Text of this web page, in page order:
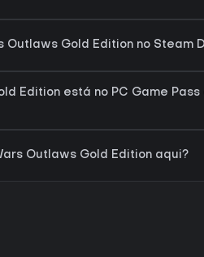
Outlaws Gold Edition no Steam
Edition está no PC Game Pass
Outlaws Gold Edition aqui?